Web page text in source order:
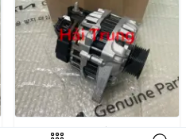
Máy phát 2 rắc Hyundai